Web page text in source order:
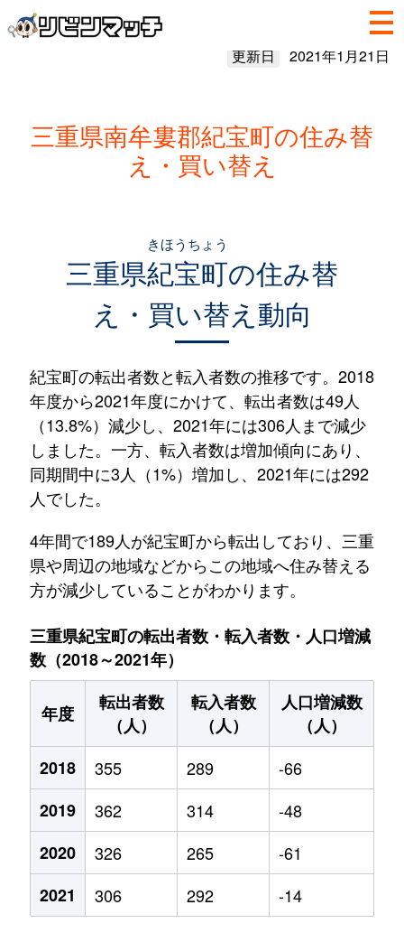
更新日 2021年1月21日
三重県南牟婁郡紀宝町の住み替
え・買い替え
三重県紀宝町
きほうちょう
の住み替
え・買い替え動向
紀宝町の転出者数と転入者数の推移です。2018
年度から2021年度にかけて、転出者数は49人
（13.8%）減少し、2021年には306人まで減少
しました。一方、転入者数は増加傾向にあり、
同期間中に3人（1%）増加し、2021年には292
人でした。
4年間で189人が紀宝町から転出しており、三重
県や周辺の地域などからこの地域へ住み替える
方が減少していることがわかります。
三重県紀宝町の転出者数・転入者数・人口増減
数（2018～2021年）
年度
転出者数
（人）
転入者数
（人）
人口増減数
（人）
2018
355 289
-66
2019
362 314
-48
2020
326 265
-61
2021
306 292 -14